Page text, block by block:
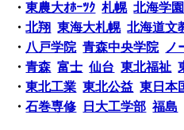
・東農大ｵﾎｰﾂｸ 札幌 北海学園
・北翔 東海大札幌 北海道文
・ 八戸学院 青森中央学院
ノ
・青森 富士 仙台 東北福祉
・東北工業 東北公益 東日本
・石巻専修 日大工学部 福島